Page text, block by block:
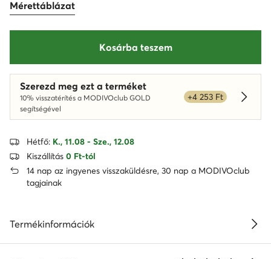
Mérettáblázat
Kosárba teszem
Szerezd meg ezt a terméket
10% visszatérítés a MODIVOclub GOLD
segítségével
+4 253 Ft
Hétfő: K., 11.08 - Sze., 12.08
Kiszállítás 0 Ft-tól
14 nap az ingyenes visszaküldésre, 30 nap a MODIVOclub
tagjainak
Termékinformációk